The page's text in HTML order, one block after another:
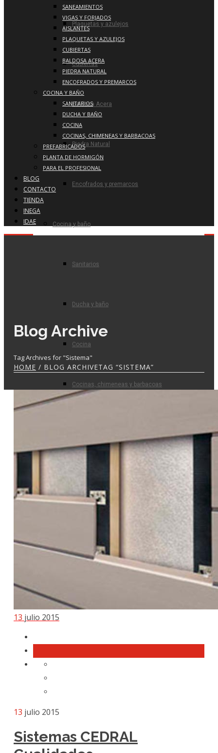
Plaquetas y azulejos
Cubiertas
Baldosa Acera
Piedra Natural
Encofrados y premarcos
Cocina y baño
Sanitarios
Ducha y baño
Cocina
Cocinas, chimeneas y barbacoas
Para el profesional
SANEAMIENTOS
VIGAS Y FORJADOS
AISLANTES
PLAQUETAS Y AZULEJOS
CUBIERTAS
BALDOSA ACERA
PIEDRA NATURAL
ENCOFRADOS Y PREMARCOS
COCINA Y BAÑO
SANITARIOS
DUCHA Y BAÑO
COCINA
COCINAS, CHIMENEAS Y BARBACOAS
PREFABRICADOS
PLANTA DE HORMIGÓN
PARA EL PROFESIONAL
BLOG
CONTACTO
TIENDA
INEGA
IDAE
Blog Archive
Tag Archives for "Sistema"
HOME / BLOG ARCHIVETAG “SISTEMA”
13 julio 2015
13 julio 2015
Sistemas CEDRAL